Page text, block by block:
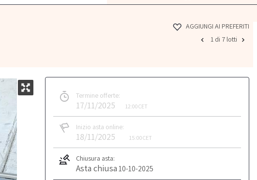
AGGIUNGI AI PREFERITI
1 di 7 lotti
Termine offerte:
17/11/2025 12:00CET
Inizio asta online:
18/11/2025 15:00CET
Chiusura asta:
Asta chiusa 10-10-2025